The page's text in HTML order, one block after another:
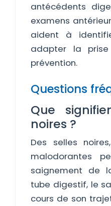
antécédents
examens
aident à
adapter la
prévention.
Questions
Que
noires ?
Des selles
malodorantes
saignement de
tube digestif, le
cours de son